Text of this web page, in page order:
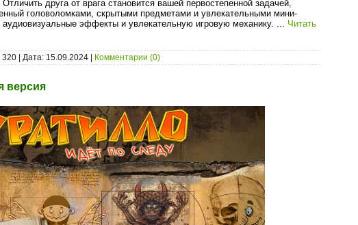
друга от врага становится вашей первостепенной задачей,
головоломками, скрытыми предметами и увлекательными мини-
эффекты и увлекательную игровую механику. ... Читать
| Дата: 15.09.2024 | Комментарии (0)
версия